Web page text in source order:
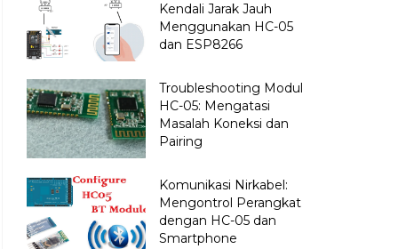
Kendali Jarak Jauh
Menggunakan HC-05
dan ESP8266
Troubleshooting Modul
HC-05: Mengatasi
Masalah Koneksi dan
Pairing
Komunikasi Nirkabel:
Mengontrol Perangkat
dengan HC-05 dan
Smartphone